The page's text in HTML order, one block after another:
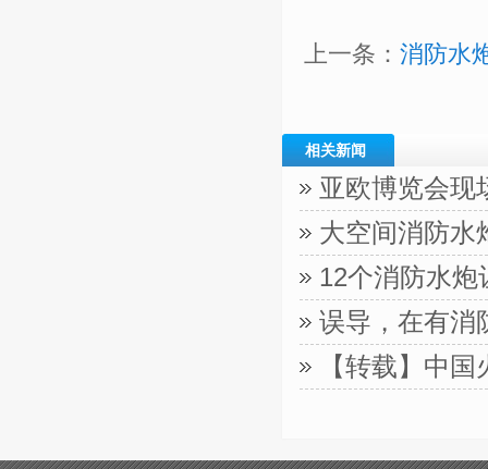
上一条： 消防水
相关新闻
亚欧博览会现
大空间消防水
12个消防水
误导，在有消
【转载】中